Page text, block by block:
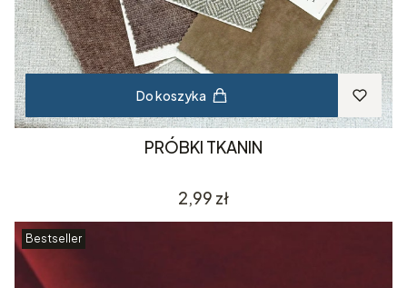
Do koszyka
PRÓBKI TKANIN
Cena
2,99 zł
Bestseller